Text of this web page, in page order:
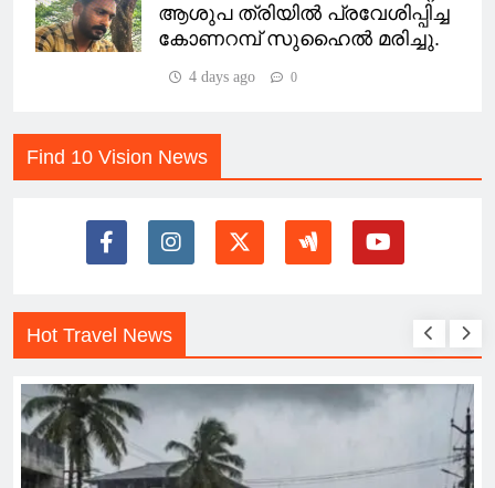
ആശുപ ത്രിയിൽ പ്രവേശിപ്പിച്ച
കോണറമ്പ് സുഹൈൽ മരിച്ചു.
4 days ago 0
Find 10 Vision News
Hot Travel News